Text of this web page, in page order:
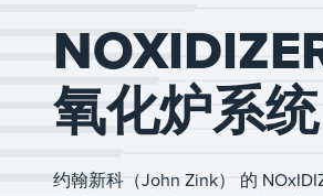
氧化炉系统
约翰新科（John Zink） 的